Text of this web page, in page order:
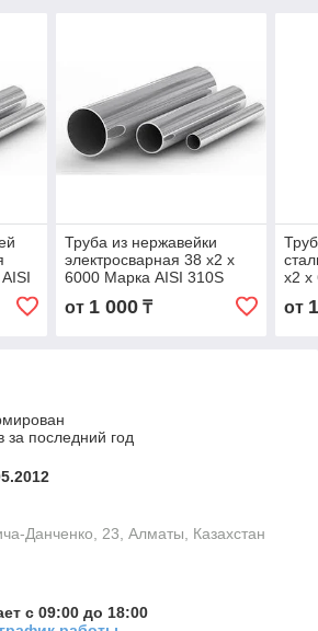
Труба из нержавейки
электросварная 38 х2 х
6000 Марка AISI 310S
от 1 000₸
х2 х
от
за последний год
Данченко, 23, Алматы, Казахстан
с 09:00 до 18:00